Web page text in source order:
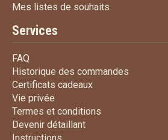
Mes listes de souhaits
Services
FAQ
Historique des commandes
Certificats cadeauxCertificats cadeaux
Vie privée
Termes et conditions
Devenir détaillantDevenir détaillant